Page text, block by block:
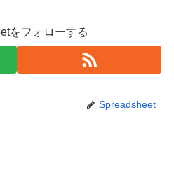
をフォローする
Spreadsheet